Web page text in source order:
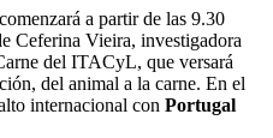
a partir de las 9.30
Ceferina Vieira, investigadora
del ITACyL, que versará
del animal a la carne. En el
internacional con Portugal